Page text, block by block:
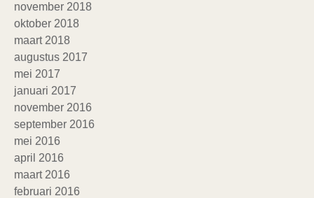
november 2018
oktober 2018
maart 2018
augustus 2017
mei 2017
januari 2017
november 2016
september 2016
mei 2016
april 2016
maart 2016
februari 2016